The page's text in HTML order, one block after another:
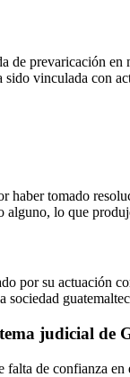
de prevaricación
vinculada con
haber tomado
lo que
por su actuación
judicial de
falta de confianza